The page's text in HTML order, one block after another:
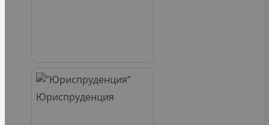
Юриспруденция